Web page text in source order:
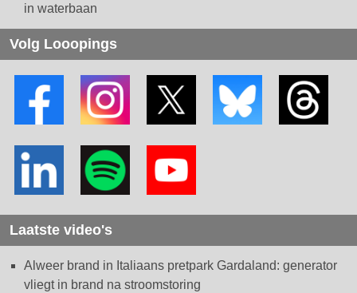
in waterbaan
Volg Looopings
Laatste video's
Alweer brand in Italiaans pretpark Gardaland: generator
vliegt in brand na stroomstoring